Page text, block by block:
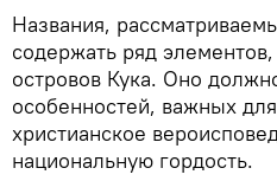
Названия,
содержать ряд
островов Кука. Оно
особенностей, важных
христианское
национальную гордость.